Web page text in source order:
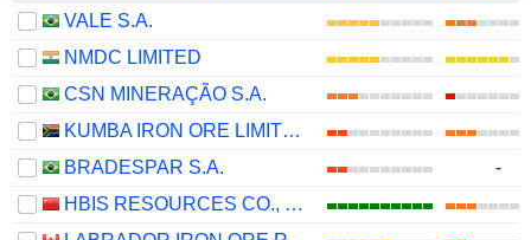
VALE S.A.
NMDC LIMITED
CSN MINERAÇÃO S.A.
KUMBA IRON ORE LIMITED
BRADESPAR S.A.
-
HBIS RESOURCES CO., LTD.